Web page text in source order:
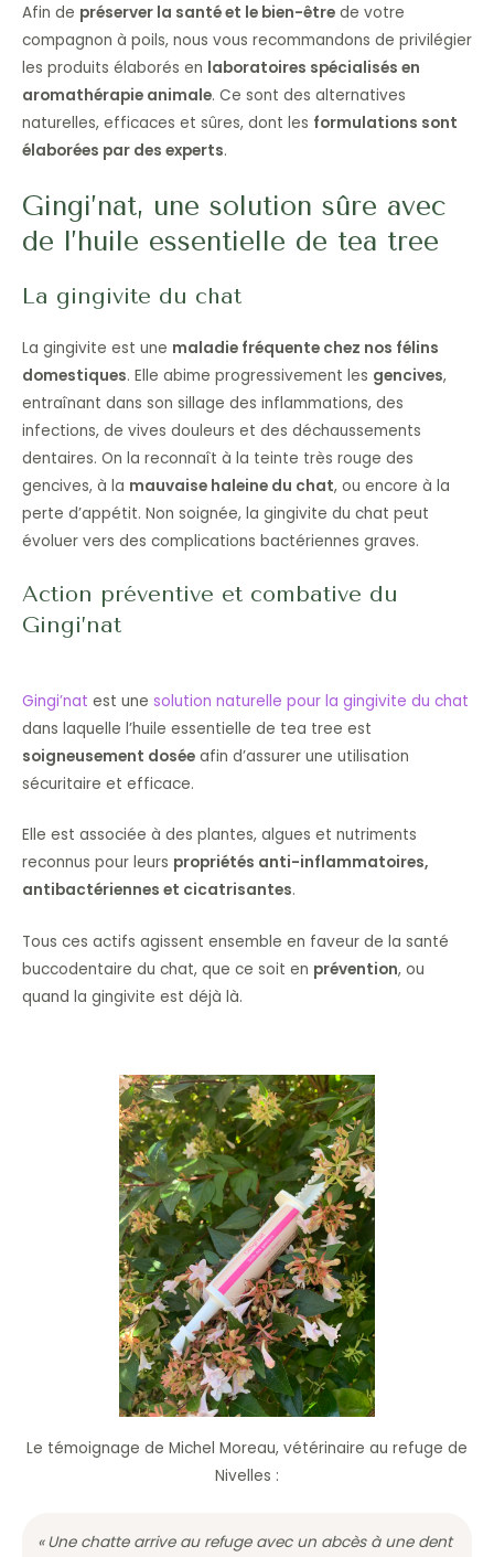
Afin de préserver la santé et le bien-être de votre
compagnon à poils, nous vous recommandons de privilégier
les produits élaborés en laboratoires spécialisés en
aromathérapie animale. Ce sont des alternatives
naturelles, efficaces et sûres, dont les formulations sont
élaborées par des experts.
Gingi’nat, une solution sûre avec
de l’huile essentielle de tea tree
La gingivite du chat
La gingivite est une maladie fréquente chez nos félins
domestiques. Elle abime progressivement les gencives,
entraînant dans son sillage des inflammations, des
infections, de vives douleurs et des déchaussements
dentaires. On la reconnaît à la teinte très rouge des
gencives, à la mauvaise haleine du chat, ou encore à la
perte d’appétit. Non soignée, la gingivite du chat peut
évoluer vers des complications bactériennes graves.
Action préventive et combative du
Gingi’nat
Gingi’nat est une solution naturelle pour la gingivite du chat
dans laquelle l’huile essentielle de tea tree est
soigneusement dosée afin d’assurer une utilisation
sécuritaire et efficace.
Elle est associée à des plantes, algues et nutriments
reconnus pour leurs propriétés anti-inflammatoires,
antibactériennes et cicatrisantes.
Tous ces actifs agissent ensemble en faveur de la santé
buccodentaire du chat, que ce soit en prévention, ou
quand la gingivite est déjà là.
Le témoignage de Michel Moreau, vétérinaire au refuge de
Nivelles :
« Une chatte arrive au refuge avec un abcès à une dent